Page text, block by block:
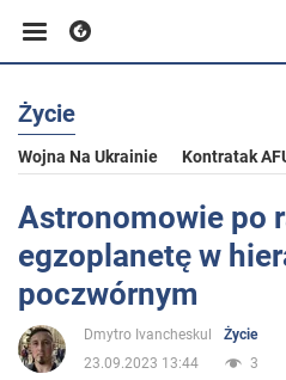
Biznes
Sport
Życie
Życie
Wojna Na Ukrainie Kontratak
Astronomowie po
egzoplanetę w
poczwórnym
Dmytro Ivancheskul
Życie
23.09.2023 13:44
3